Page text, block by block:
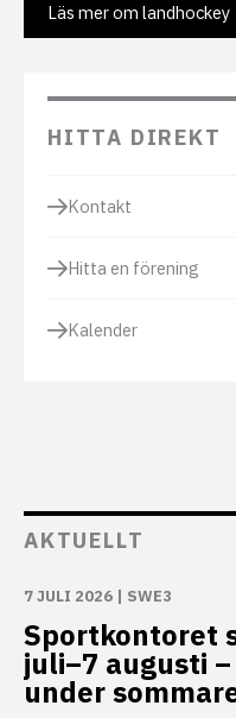
Läs mer om landhockey
HITTA DIREKT
Kontakt
Hitta en förening
Kalender
AKTUELLT
7 JULI 2026 | SWE3
Sportkontoret
juli–7 augusti
under